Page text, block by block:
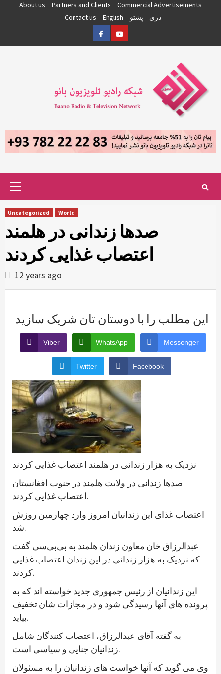
About us Partners and Clients
Commercial Advertisements
Contact us
English پشتو
دری
FacebookYouTube
Uncategorized World
صدها زندانی در هلمند
اعتصاب غذایی کردند
12 years ago
این مطلب را با دوستان تان شریک سازید
Viber WhatsApp Messenger
Twitter Facebook
نزدیک به هزار زندانی در هلمند اعتصاب غذایی کردند
صدها زندانی در ولایت هلمند در جنوب افغانستان
اعتصاب غذایی کردند.
اعتصاب غذای این زندانیان امروز وارد چهارمین روزش
شد.
عبدالرزاق خان معاون زندان هلمند به بی‌بی‌سی گفت
که نزدیک به هزار زندانی در این زندان اعتصاب غذایی
کردند.
این زندانیان از رئیس جمهوری جدید خواسته اند که به
پرونده های آنها رسیدگی شود و در مجازات شان تخفیف
بیاید.
به گفته آقای عبدالرزاق، اعتصاب کنندگان شامل
زندانیان جنایی و سیاسی است.
وی می گوید که آنها خواست های زندانیان را به مسئولان